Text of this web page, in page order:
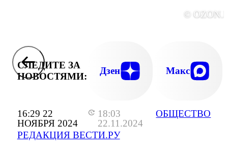
16:29 22
НОЯБРЯ 2024
18:03
22.11.2024
РЕДАКЦИЯ ВЕСТИ.РУ
ОБЩЕСТВО
©
СЛЕДИТЕ ЗА
НОВОСТЯМИ:
Дзен Макс